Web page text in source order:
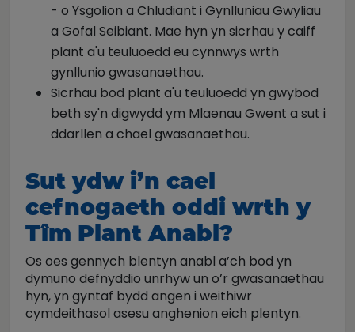
- o Ysgolion a Chludiant i Gynlluniau Gwyliau
a Gofal Seibiant. Mae hyn yn sicrhau y caiff
plant a'u teuluoedd eu cynnwys wrth
gynllunio gwasanaethau.
Sicrhau bod plant a'u teuluoedd yn gwybod
beth sy'n digwydd ym Mlaenau Gwent a sut i
ddarllen a chael gwasanaethau.
Sut ydw i’n cael
cefnogaeth oddi wrth y
Tîm Plant Anabl?
Os oes gennych blentyn anabl a’ch bod yn
dymuno defnyddio unrhyw un o’r gwasanaethau
hyn, yn gyntaf bydd angen i weithiwr
cymdeithasol asesu anghenion eich plentyn.